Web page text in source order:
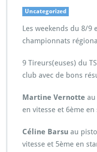
Uncategorized
Les weekends du 8/9
championnats
9 Tireurs(euses) du
club avec de bons
Martine Vernotte
en vitesse et 6ème
Céline Barsu au
vitesse et 5ème en